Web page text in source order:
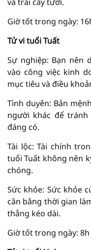
Giờ tốt trong ngày:
Tử vi tuổi Tuất
Sự nghiệp: Bạn nên
vào công việc kinh
mục tiêu và điều
Tình duyên: Bản
người khác để
đáng có.
Tài lộc: Tài chính
tuổi Tuất không nên
chóng.
Sức khỏe: Sức khỏe
cân bằng thời gian
thẳng kéo dài.
Giờ tốt trong ngày: 8h